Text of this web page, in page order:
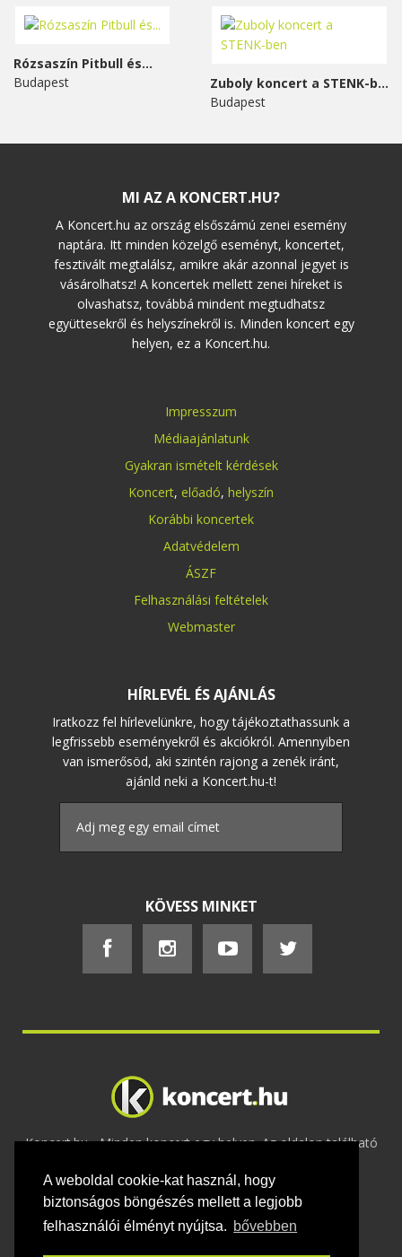
A weboldal cookie-kat használ, hogy
biztonságos böngészés mellett a legjobb
felhasználói élményt nyújtsa. bővebben
Rózsaszín Pitbull és...
Budapest
Zuboly koncert a STENK-ben
Budapest
MI AZ A KONCERT.HU?
A Koncert.hu az ország elsőszámú zenei esemény
naptára. Itt minden közelgő eseményt, koncertet,
fesztivált megtalálsz, amikre akár azonnal jegyet is
vásárolhatsz! A koncertek mellett zenei híreket is
olvashatsz, továbbá mindent megtudhatsz
együttesekről és helyszínekről is. Minden koncert egy
helyen, ez a Koncert.hu.
Impresszum
Médiaajánlatunk
Gyakran ismételt kérdések
Koncert, előadó, helyszín
Korábbi koncertek
Adatvédelem
ÁSZF
Felhasználási feltételek
Webmaster
HÍRLEVÉL ÉS AJÁNLÁS
Iratkozz fel hírlevelünkre, hogy tájékoztathassunk a
legfrissebb eseményekről és akciókról. Amennyiben
van ismerősöd, aki szintén rajong a zenék iránt,
ajánld neki a Koncert.hu-t!
KÖVESS MINKET
Koncert.hu - Minden koncert egy helyen. Az oldalon található
2020 Adatvédelem-ÁSZF-Felhasználási
feltételek-Webmaster- Kapcsolat és üzenet küldés